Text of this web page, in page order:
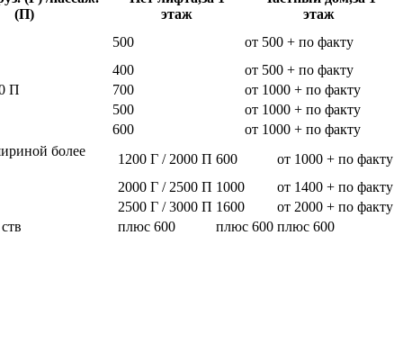
(П)
этаж
этаж
500
от 500 + по факту
400
от 500 + по факту
П 700
от 1000 + по факту
500
от 1000 + по факту
600 от 1000 + по факту
более
1200 Г / 2000 П 600
от 1000 + по факту
2000 Г / 2500 П 1000
от 1400 + по факту
2500 Г / 3000 П 1600
от 2000 + по факту
плюс 600 плюс 600 плюс 600